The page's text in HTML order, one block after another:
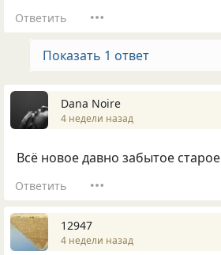
Ответить
Показать 1 ответ
Dana Noire
4 недели назад
Всё новое давно забытое старое
Ответить
12947
4 недели назад